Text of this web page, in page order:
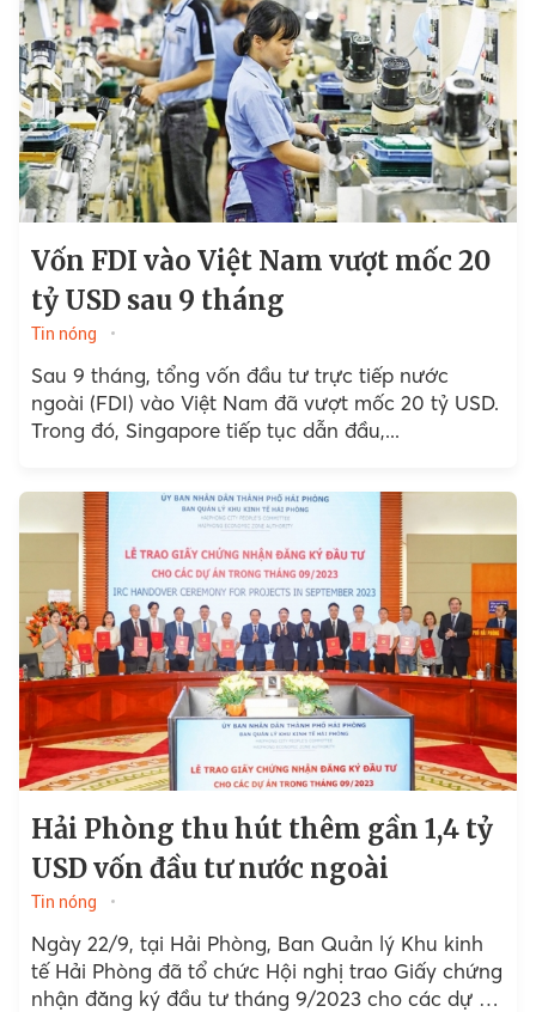
Vốn FDI vào Việt Nam vượt mốc 20
tỷ USD sau 9 tháng
Tin nóng
Sau 9 tháng, tổng vốn đầu tư trực tiếp nước
ngoài (FDI) vào Việt Nam đã vượt mốc 20 tỷ USD.
Trong đó, Singapore tiếp tục dẫn đầu,...
Hải Phòng thu hút thêm gần 1,4 tỷ
USD vốn đầu tư nước ngoài
Tin nóng
Ngày 22/9, tại Hải Phòng, Ban Quản lý Khu kinh
tế Hải Phòng đã tổ chức Hội nghị trao Giấy chứng
nhận đăng ký đầu tư tháng 9/2023 cho các dự án